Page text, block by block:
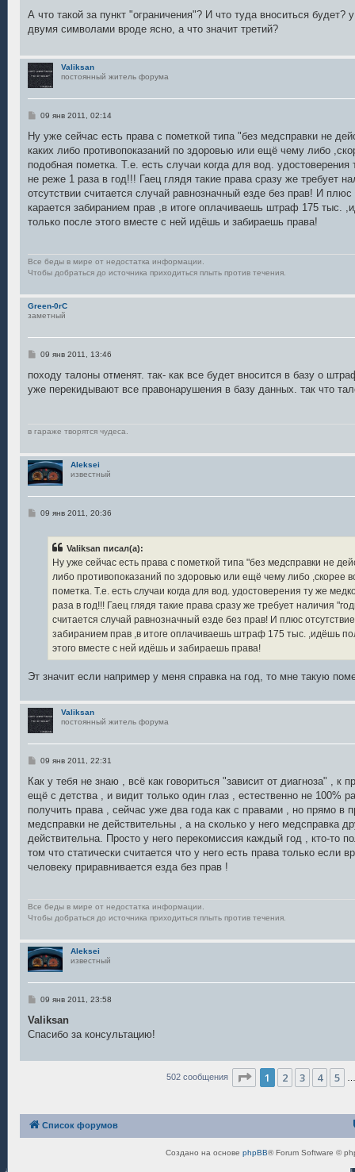
о
щ
и
е
А что такой за пункт "ограничения"? И что туда вноситься будет?
двумя символами вроде ясно, а что значит третий?
Valiksan
постоянный житель форума
С
о
б
щ
е
н
и
е
09 янв 2011, 02:14
Ну уже сейчас есть права с пометкой типа "без медсправки не
каких либо противопоказаний по здоровью или ещё чему либо
подобная пометка. Т.е. есть случаи когда для вод.
не реже 1 раза в год!!! Гаец глядя такие права сразу же требует
отсутствии считается случай равнозначный езде без прав! И
карается забиранием прав ,в итоге оплачиваешь штраф 175 тыс.
только после этого вместе с ней идёшь и забираешь права!
Все беды в мире от недостатка информации.
Чтобы добраться до источника приходиться плыть против течения.
Green-0rC
заметный
С
о
щ
е
09 янв 2011, 13:46
походу талоны отменят. так- как все будет вносится в базу о
уже перекидывают все правонарушения в базу данных. так что
в гараже творятся чудеса.
Aleksei
известный
С09 янв 2011, 20:36
Valiksan писал(а):
Ну уже сейчас есть права с пометкой типа "без медсправки не
либо противопоказаний по здоровью или ещё чему либо ,скорее
пометка. Т.е. есть случаи когда для вод. удостоверения ту же
раза в год!!! Гаец глядя такие права сразу же требует наличия
считается случай равнозначный езде без прав! И плюс
забиранием прав ,в итоге оплачиваешь штраф 175 тыс. ,идёшь
этого вместе с ней идёшь и забираешь права!
Эт значит если например у меня справка на год, то мне такую
Valiksan
постоянный житель форума
С
о
щ
е
и
е
09 янв 2011, 22:31
Как у тебя не знаю , всё как говориться "зависит от диагноза" , к
ещё с детства , и видит только один глаз , естественно не 100%
получить права , сейчас уже два года как с правами , но прямо в
медсправки не действительны , а на сколько у него медсправка
действительна. Просто у него перекомиссия каждый год , кто-то
том что статически считается что у него есть права только если
человеку приравнивается езда без прав !
Все беды в мире от недостатка информации.
Чтобы добраться до источника приходиться плыть против течения.
Aleksei
известный
С
о
щ
09 янв 2011, 23:58
Valiksan
Спасибо за консультацию!
502 сообщения Страница из 34
1 2 3 4 5 …
Список форумов
Создано на основе phpBB® Forum Software ©